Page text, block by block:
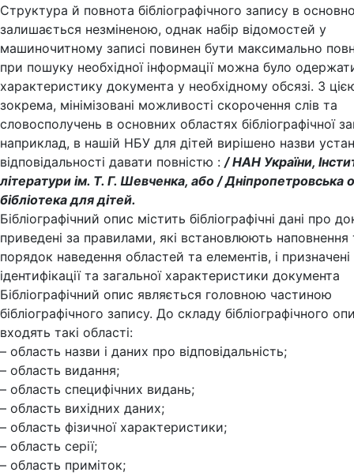
Структура й повнота бібліографічного запису в
залишається незміненою, однак набір відомостей у
машиночитному записі повинен бути максимально
при пошуку необхідної інформації можна було
характеристику документа у необхідному обсязі. 3
зокрема, мінімізовані можливості скорочення слів та
словосполучень в основних областях бібліографічної
наприклад, в нашій НБУ для дітей вирішено назви
відповідальності давати повністю : / НАН України,
літератури ім. Т. Г. Шевченка, або / Дніпропетровська
бібліотека для дітей.
Бібліографічний опис містить бібліографічні дані про
приведені за правилами, які встановлюють наповнення
порядок наведення областей та елементів, і
ідентифікації та загальної характеристики документа
Бібліографічний опис являється головною частиною
бібліографічного запису. До складу бібліографічного
входять такі області:
– область назви і даних про відповідальність;
– область видання;
– область специфічних видань;
– область вихідних даних;
– область фізичної характеристики;
– область серії;
– область приміток;